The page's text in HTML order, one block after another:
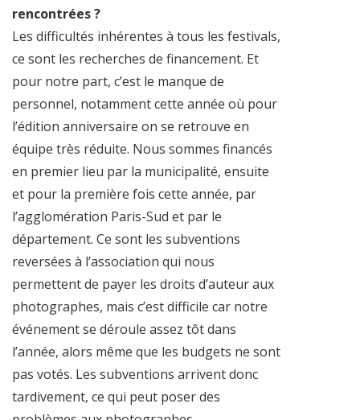
rencontrées ?
Les difficultés inhérentes à tous les festivals,
ce sont les recherches de financement. Et
pour notre part, c’est le manque de
personnel, notamment cette année où pour
l’édition anniversaire on se retrouve en
équipe très réduite. Nous sommes financés
en premier lieu par la municipalité, ensuite
et pour la première fois cette année, par
l’agglomération Paris-Sud et par le
département. Ce sont les subventions
reversées à l’association qui nous
permettent de payer les droits d’auteur aux
photographes, mais c’est difficile car notre
événement se déroule assez tôt dans
l’année, alors même que les budgets ne sont
pas votés. Les subventions arrivent donc
tardivement, ce qui peut poser des